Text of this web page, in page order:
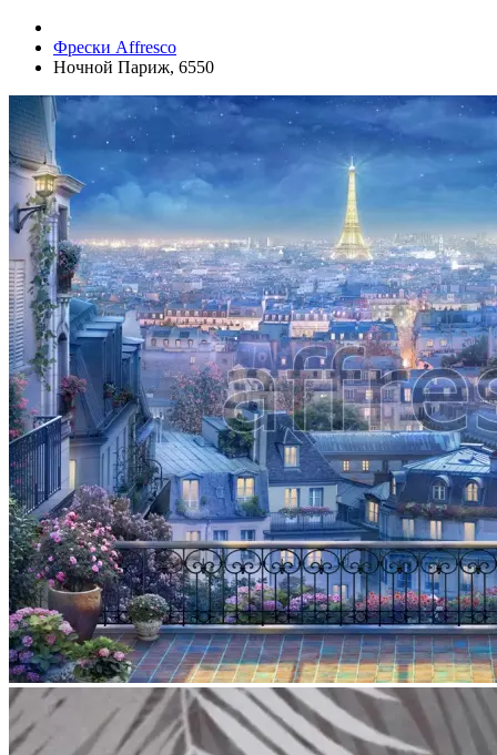
Фрески Affresco
Ночной Париж, 6550